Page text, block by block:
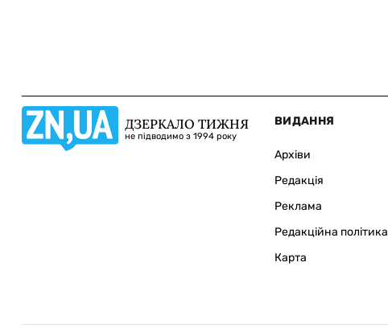
ДЗЕРКАЛО ТИЖНЯ
не підводимо з 1994 року
ВИДАННЯ
Архіви
Редакція
Реклама
Редакційна політика
Карта